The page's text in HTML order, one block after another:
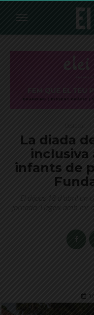
La diada
inclusiva
infants de
El dijous 18 d'abril un
jornada 'Llegeix amb mi'